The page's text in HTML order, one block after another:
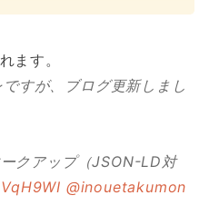
ます。
すが、ブログ更新しまし
クアップ（JSON-LD対
@inouetakumon